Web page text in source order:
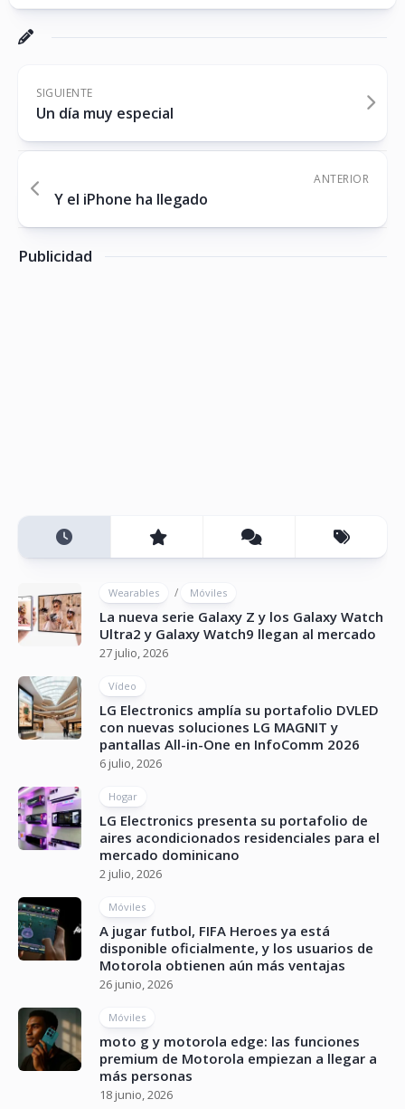
SIGUIENTE
Un día muy especial
ANTERIOR
Y el iPhone ha llegado
Publicidad
Wearables / Móviles
La nueva serie Galaxy Z y los Galaxy Watch
Ultra2 y Galaxy Watch9 llegan al mercado
27 julio, 2026
Vídeo
LG Electronics amplía su portafolio DVLED
con nuevas soluciones LG MAGNIT y
pantallas All-in-One en InfoComm 2026
6 julio, 2026
Hogar
LG Electronics presenta su portafolio de
aires acondicionados residenciales para el
mercado dominicano
2 julio, 2026
Móviles
A jugar futbol, FIFA Heroes ya está
disponible oficialmente, y los usuarios de
Motorola obtienen aún más ventajas
26 junio, 2026
Móviles
moto g y motorola edge: las funciones
premium de Motorola empiezan a llegar a
más personas
18 junio, 2026